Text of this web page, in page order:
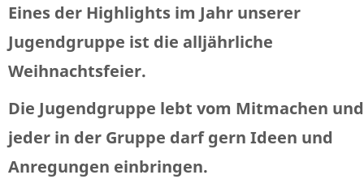
Eines der Highlights im Jahr unserer
Jugendgruppe ist die alljährliche
Weihnachtsfeier.
Die Jugendgruppe lebt vom Mitmachen und
jeder in der Gruppe darf gern Ideen und
Anregungen einbringen.